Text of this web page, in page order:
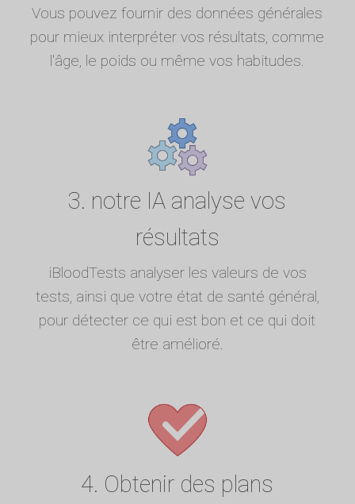
Vous pouvez fournir des données générales
pour mieux interpréter vos résultats, comme
l'âge, le poids ou même vos habitudes.
3. notre IA analyse vos
résultats
iBloodTests analyser les valeurs de vos
tests, ainsi que votre état de santé général,
pour détecter ce qui est bon et ce qui doit
être amélioré.
4. Obtenir des plans